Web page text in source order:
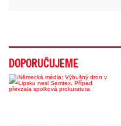
DOPORUČUJEME